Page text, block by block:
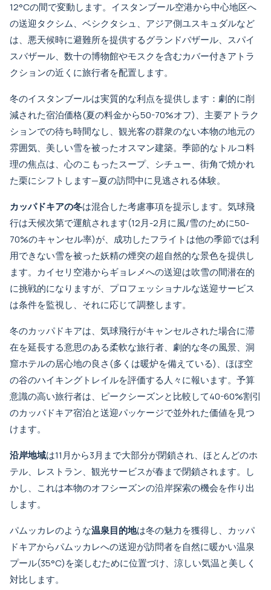
12°Cの間で変動します。 イスタンブール空港から中心地区へ
の送迎タクシム、 ベシクタシュ、 アジア側ユスキュダルなど
は、悪天候時に避難所を提供するグランドバザール、スパイ
スバザール、数十の博物館やモスクを含むカバー付きアトラ
クションの近くに旅行者を配置します。
冬のイスタンブールは実質的な利点を提供します：劇的に削
減された宿泊価格(夏の料金から50-70%オフ)、主要アトラク
ションでの待ち時間なし、観光客の群衆のない本物の地元の
雰囲気、美しい雪を被ったオスマン建築。季節的なトルコ料
理の焦点は、心のこもったスープ、シチュー、街角で焼かれ
た栗にシフトします—夏の訪問中に見逃される体験。
カッパドキアの冬は混合した考慮事項を提示します。気球飛
行は天候次第で運航されます(12月-2月に風/雪のために50-
70%のキャンセル率)が、成功したフライトは他の季節では利
用できない雪を被った妖精の煙突の超自然的な景色を提供し
ます。 カイセリ空港からギョレメへの送迎は吹雪の間潜在的
に挑戦的になりますが、プロフェッショナルな送迎サービス
は条件を監視し、それに応じて調整します。
冬のカッパドキアは、気球飛行がキャンセルされた場合に滞
在を延長する意思のある柔軟な旅行者、劇的な冬の風景、洞
窟ホテルの居心地の良さ(多くは暖炉を備えている)、ほぼ空
の谷のハイキングトレイルを評価する人々に報います。予算
意識の高い旅行者は、ピークシーズンと比較して40-60%割引
のカッパドキア宿泊と送迎パッケージで並外れた価値を見つ
けます。
沿岸地域は11月から3月まで大部分が閉鎖され、ほとんどのホ
テル、レストラン、観光サービスが春まで閉鎖されます。し
かし、これは本物のオフシーズンの沿岸探索の機会を作り出
します。
パムッカレのような温泉目的地は冬の魅力を獲得し、 カッパ
ドキアからパムッカレへの送迎が訪問者を自然に暖かい温泉
プール(35°C)を楽しむために位置づけ、涼しい気温と美しく
対比します。